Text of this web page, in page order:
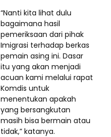
“Nanti kita lihat dulu
bagaimana hasil
pemeriksaan dari pihak
Imigrasi terhadap berkas
pemain asing ini. Dasar
itu yang akan menjadi
acuan kami melalui rapat
Komdis untuk
menentukan apakah
yang bersangkutan
masih bisa bermain atau
tidak,” katanya.